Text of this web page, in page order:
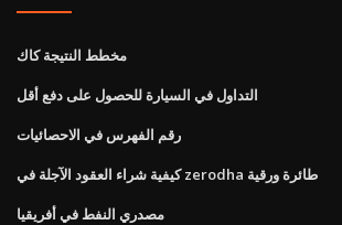
مخطط النتيجة كاك
التداول في السيارة للحصول على دفع أقل
رقم الفهرس في الاحصائيات
كيفية شراء العقود الآجلة في zerodha طائرة ورقية
مصدري النفط في أفريقيا